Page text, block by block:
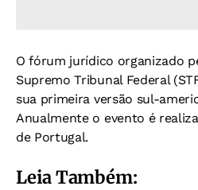
O fórum jurídico organizado
Supremo Tribunal Federal
sua primeira versão sul-
Anualmente o evento é
de Portugal.
Leia Também: